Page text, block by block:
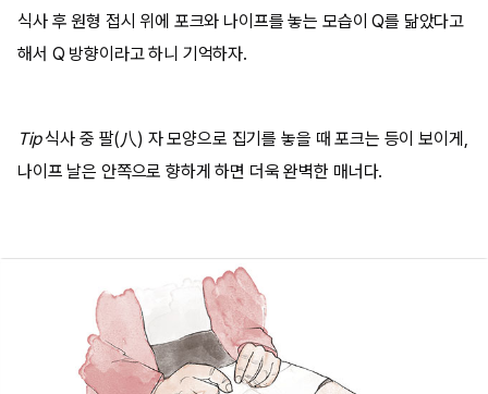
식사 후 원형 접시 위에 포크와 나이프를 놓는 모습이 Q를 닮았다고
해서 Q 방향이라고 하니 기억하자.
Tip 식사 중 팔(八) 자 모양으로 집기를 놓을 때 포크는 등이 보이게,
나이프 날은 안쪽으로 향하게 하면 더욱 완벽한 매너다.